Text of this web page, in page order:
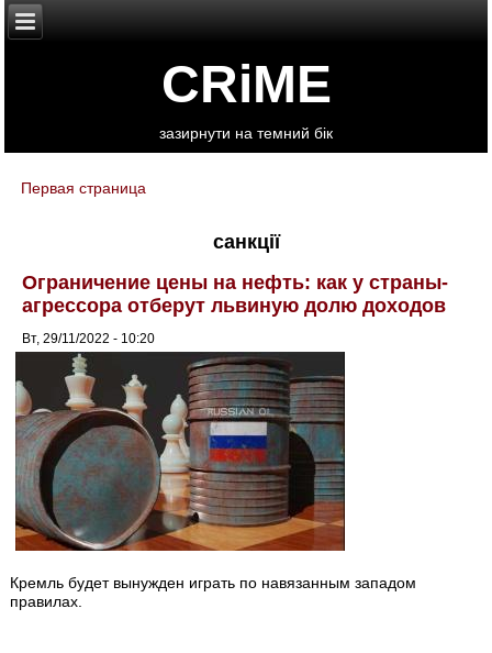
CRiME
зазирнути на темний бік
You are here
Первая страница
санкції
Ограничение цены на нефть: как у страны-
агрессора отберут львиную долю доходов
Вт, 29/11/2022 - 10:20
Кремль будет вынужден играть по навязанным западом
правилах.